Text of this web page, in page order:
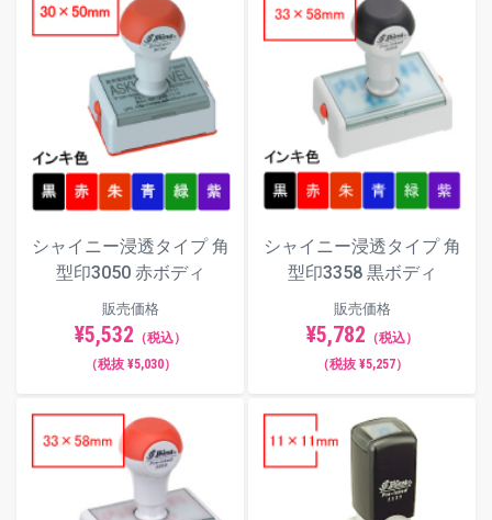
シャイニー浸透タイプ 角
型印3050 赤ボディ
販売価格
¥5,532 （税込）
（税抜 ¥5,030）
シャイニー浸透タイプ 角
型印3358 黒ボディ
販売価格
¥5,782 （税込）
（税抜 ¥5,257）